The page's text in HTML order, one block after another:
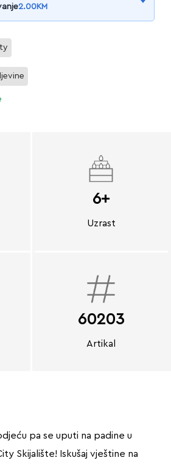
2.00KM
6+
Uzrast
60203
Artikal
pa se uputi na padine u
Skijalište! Iskušaj vještine na